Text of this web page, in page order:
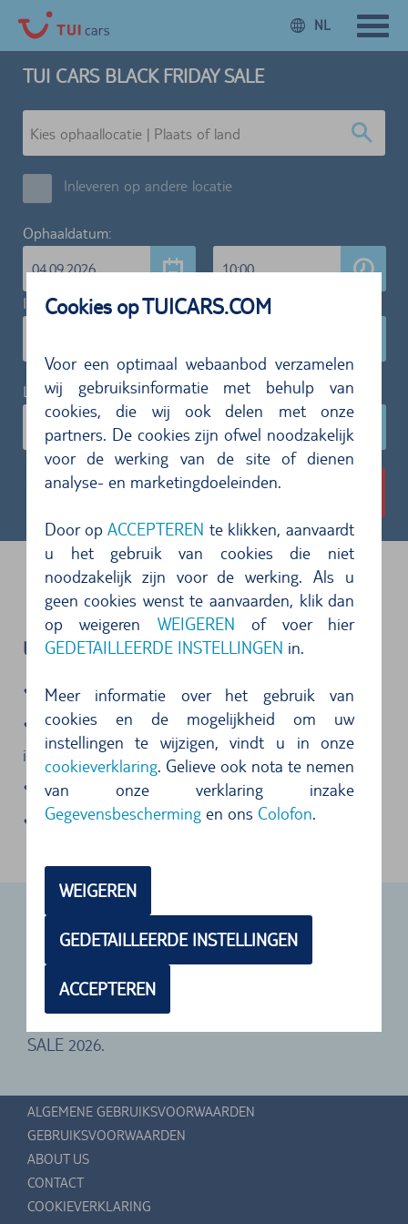
Cookies op TUICARS.COM
Voor een optimaal webaanbod verzamelen
wij gebruiksinformatie met behulp van
cookies, die wij ook delen met onze
partners. De cookies zijn ofwel noodzakelijk
voor de werking van de site of dienen
analyse- en marketingdoeleinden.
Door opACCEPTEREN te klikken, aanvaardt
u het gebruik van cookies die niet
noodzakelijk zijn voor de werking. Als u
geen cookies wenst te aanvaarden, klik dan
op weigeren WEIGEREN of voer hier
GEDETAILLEERDE INSTELLINGEN in.
Meer informatie over het gebruik van
cookies en de mogelijkheid om uw
instellingen te wijzigen, vindt u in onze
cookieverklaring. Gelieve ook nota te nemen
van onze verklaring inzake
Gegevensbeschermingen ons Colofon.
WEIGEREN
GEDETAILLEERDE INSTELLINGEN
ACCEPTEREN
NL
TUI CARS BLACK FRIDAY SALE
Inleveren op andere locatie
Ophaaldatum:
04.09.2026
10:00
Inleverdatum:
Leeftijd bestuurder:
31-64 jaar
Zoek huurauto´s
UW VOORDELEN:
Allriskverzekering inbegrepen
Auto-aansprakelijkheidsverzekering
inbegrepen
Kosteloos annulering 24 uur van tevoren
Eerlijke tankregeling
TUI CARS BLACK FRIDAY SALE 2025 IS
VOORBIJ
Kijk uit naar speciale TUI CARS aanbiedingen
tijdens onze volgende TUI CARS BLACK FRIDAY
SALE 2026.
ALGEMENE GEBRUIKSVOORWAARDEN
GEBRUIKSVOORWAARDEN
ABOUT US
CONTACT
COOKIEVERKLARING